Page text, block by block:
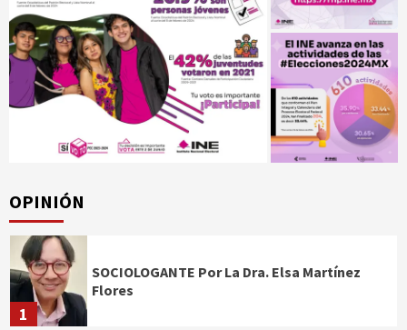
OPINIÓN
1
SOCIOLOGANTE Por La Dra. Elsa Martínez
Flores